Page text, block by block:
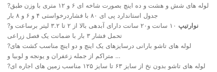
?لوله های شش و هشت و ده اینچ بصورت شاخه ای ۶ و ۱۲ متری با وزن طبق
جدول استاندارد پی ای ۸۰ با فشاردرخواستی ۴ و ۶ و ۸ بار
?
نوارتیپ
۱۰ سانت و۲۰ سانت دارای آبدهی بالا از ۲ تا ۳.۲ لیتر برساعت و
تحمل فشار ۳ بار با ضمانت یک فصل زراعی
?لوله های تاشو بارانی درسایزهای یک اینچ و دو اینچ مناسب کشت های
متراکم از جمله زعفران و یونجه و لوبیا و …
?لوله های تاشو بدون نخ از سایز ۶۳ تا سایز ۱۲۵ مناسب زمین های اجاره ای